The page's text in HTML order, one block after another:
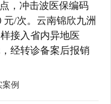
，冲击波医保编码
元/次。云南锦欣九洲
接入省内异地医
经转诊备案后报销
例